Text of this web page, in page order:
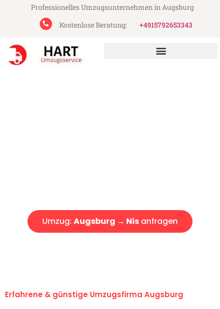
Professionelles Umzugsunternehmen in Augsburg
Kostenlose Beratung:
+4915792653343
Umzug: Augsburg → Nis anfragen
Erfahrene & günstige Umzugsfirma Augsburg